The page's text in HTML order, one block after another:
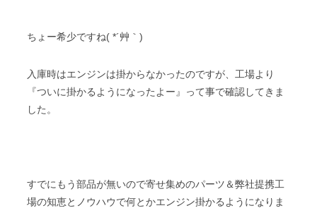
ちょー希少ですね( *´艸｀)
入庫時はエンジンは掛からなかったのですが、工場より
『ついに掛かるようになったよー』って事で確認してきま
した。
すでにもう部品が無いので寄せ集めのパーツ＆弊社提携工
場の知恵とノウハウで何とかエンジン掛かるようになりま